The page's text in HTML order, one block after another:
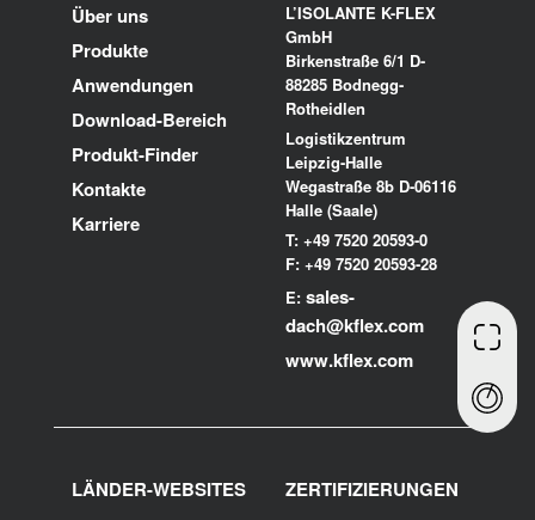
Über uns
Produkte
Anwendungen
Download-Bereich
Produkt-Finder
Kontakte
Karriere
L’ISOLANTE K-FLEX
GmbH
Birkenstraße 6/1 D-
88285 Bodnegg-
Rotheidlen
Logistikzentrum
Leipzig-Halle
Wegastraße 8b D-06116
Halle (Saale)
T: +49 7520 20593-0
F: +49 7520 20593-28
E: sales-
dach@kflex.com
www.kflex.com
LÄNDER-WEBSITES
ZERTIFIZIERUNGEN